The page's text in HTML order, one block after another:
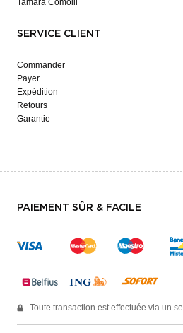
SERVICE CLIENT
Commander
Payer
Expédition
Retours
Garantie
PAIEMENT SÛR & FACILE
Toute transaction est effectuée via un